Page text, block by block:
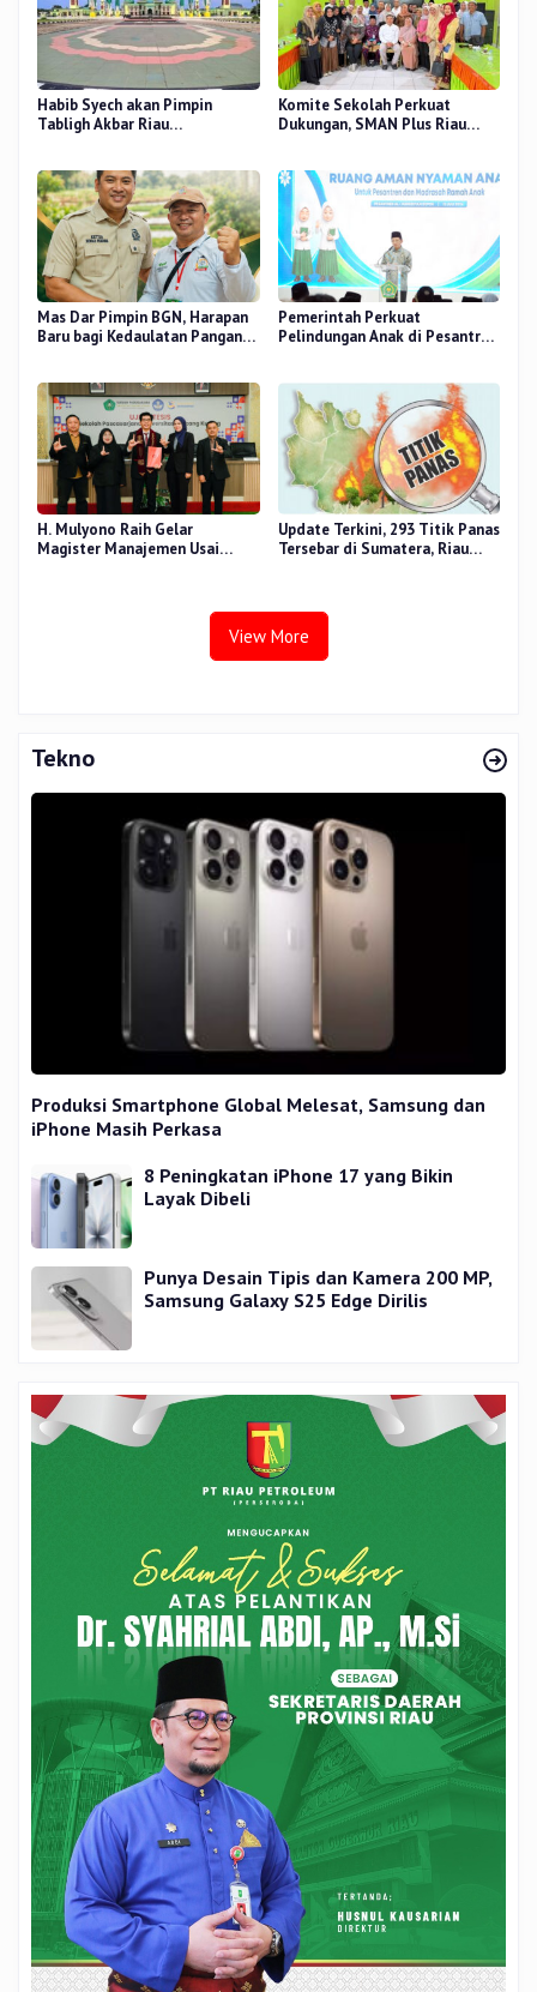
Habib Syech akan Pimpin
Tabligh Akbar Riau
Komite Sekolah Perkuat
Dukungan, SMAN Plus Riau
Mas Dar Pimpin BGN, Harapan
Baru bagi Kedaulatan Pangan
Pemerintah Perkuat
Pelindungan Anak di Pesantren
H. Mulyono Raih Gelar
Magister Manajemen Usai
Update Terkini, 293 Titik Panas
Tersebar di Sumatera, Riau
View More
Tekno
Produksi Smartphone Global Melesat, Samsung dan
iPhone Masih Perkasa
8 Peningkatan iPhone 17 yang Bikin
Layak Dibeli
Punya Desain Tipis dan Kamera 200 MP,
Samsung Galaxy S25 Edge Dirilis